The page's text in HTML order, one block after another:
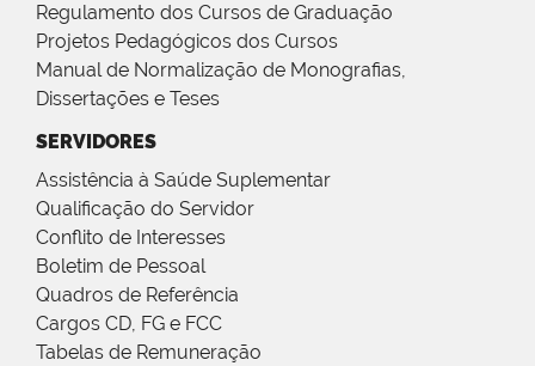
Regulamento dos Cursos de Graduação
Projetos Pedagógicos dos Cursos
Manual de Normalização de Monografias,
Dissertações e Teses
SERVIDORES
Assistência à Saúde Suplementar
Qualificação do Servidor
Conflito de Interesses
Boletim de Pessoal
Quadros de Referência
Cargos CD, FG e FCC
Tabelas de Remuneração